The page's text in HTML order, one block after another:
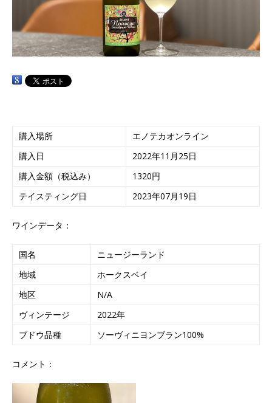
購入場所
エノテカオンライン
購入日
2022年11月25日
購入金額（税込み）
1320円
テイスティング日
2023年07月19日
ワインデータ：
国名
ニュージーランド
地域
ホークスベイ
地区
N/A
ヴィンテージ
2022年
ブドウ品種
ソーヴィニヨンブラン100%
コメント：